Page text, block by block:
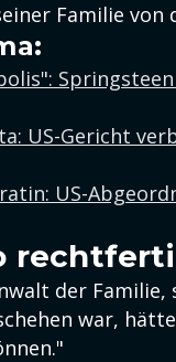
Familie von
US-Gericht
US-
der
war,